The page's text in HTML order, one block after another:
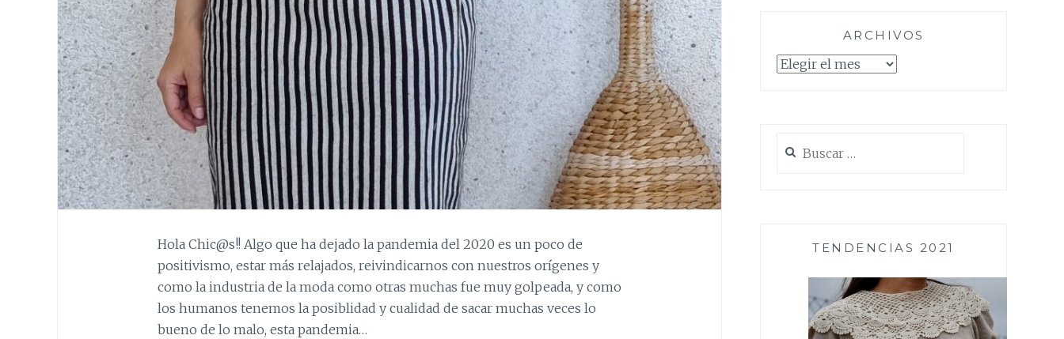
Hola Chic@s!! Algo que ha dejado la pandemia del 2020 es un poco de
positivismo, estar más relajados, reivindicarnos con nuestros orígenes y
como la industria de la moda como otras muchas fue muy golpeada, y como
los humanos tenemos la posiblidad y cualidad de sacar muchas veces lo
bueno de lo malo, esta pandemia…
ARCHIVOS
Archivos
TENDENCIAS 2021